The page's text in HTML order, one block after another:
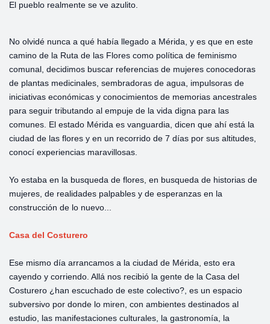
El pueblo realmente se ve azulito.
No olvidé nunca a qué había llegado a Mérida, y es que en este
camino de la Ruta de las Flores como política de feminismo
comunal, decidimos buscar referencias de mujeres conocedoras
de plantas medicinales, sembradoras de agua, impulsoras de
iniciativas económicas y conocimientos de memorias ancestrales
para seguir tributando al empuje de la vida digna para las
comunes. El estado Mérida es vanguardia, dicen que ahí está la
ciudad de las flores y en un recorrido de 7 días por sus altitudes,
conocí experiencias maravillosas.
Yo estaba en la busqueda de flores, en busqueda de historias de
mujeres, de realidades palpables y de esperanzas en la
construcción de lo nuevo...
Casa del Costurero
Ese mismo día arrancamos a la ciudad de Mérida, esto era
cayendo y corriendo. Allá nos recibió la gente de la Casa del
Costurero ¿han escuchado de este colectivo?, es un espacio
subversivo por donde lo miren, con ambientes destinados al
estudio, las manifestaciones culturales, la gastronomía, la